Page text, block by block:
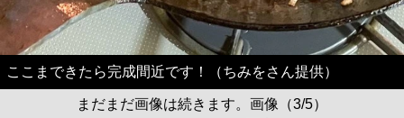
ここまできたら完成間近です！（ちみをさん提供）
まだまだ画像は続きます。画像（3/5）